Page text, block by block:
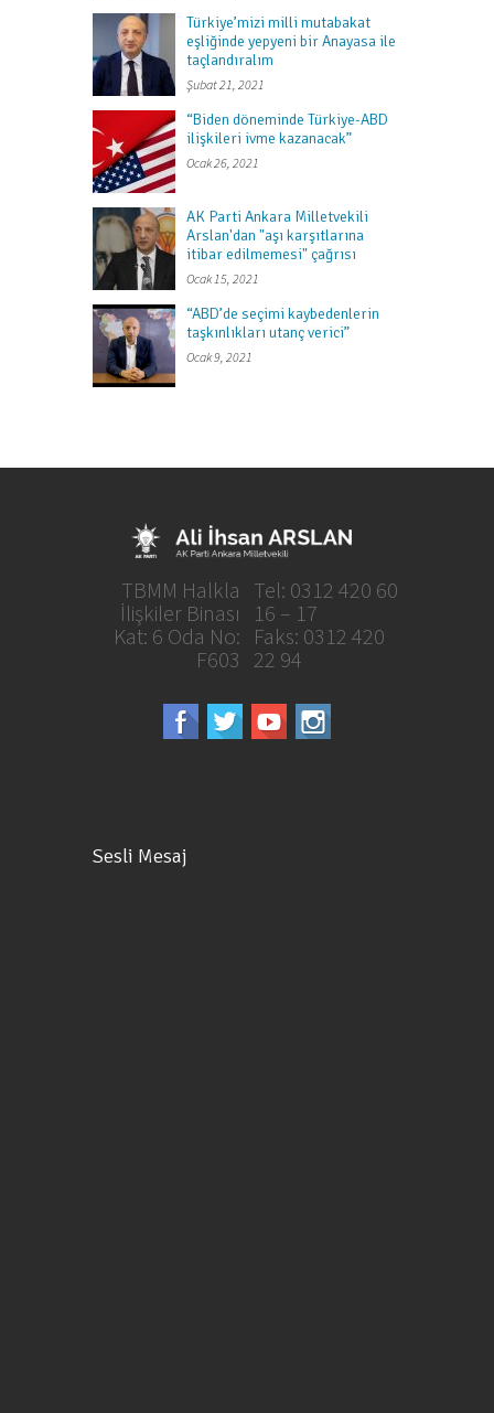
Türkiye’mizi milli mutabakat
eşliğinde yepyeni bir Anayasa ile
taçlandıralım
Şubat 21, 2021
“Biden döneminde Türkiye-ABD
ilişkileri ivme kazanacak”
Ocak 26, 2021
AK Parti Ankara Milletvekili
Arslan'dan "aşı karşıtlarına
itibar edilmemesi" çağrısı
Ocak 15, 2021
“ABD’de seçimi kaybedenlerin
taşkınlıkları utanç verici”
Ocak 9, 2021
Tel: 0312 420 60
16 – 17
Faks: 0312 420
22 94
TBMM Halkla
İlişkiler Binası
Kat: 6 Oda No:
F603
Sesli Mesaj